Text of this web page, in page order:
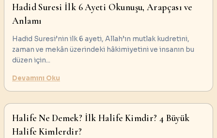
Hadid Suresi İlk 6 Ayeti Okunuşu, Arapçası ve
Anlamı
Hadid Suresi’nin ilk 6 ayeti, Allah’ın mutlak kudretini,
zaman ve mekân üzerindeki hâkimiyetini ve insanın bu
düzen için...
Devamını Oku
Halife Ne Demek? İlk Halife Kimdir? 4 Büyük
Halife Kimlerdir?